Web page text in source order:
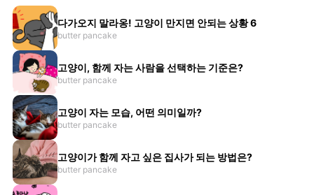
다가오지 말라옹! 고양이 만지면 안되는 상황 6
butter pancake
고양이, 함께 자는 사람을 선택하는 기준은?
butter pancake
고양이 자는 모습, 어떤 의미일까?
butter pancake
고양이가 함께 자고 싶은 집사가 되는 방법은?
butter pancake